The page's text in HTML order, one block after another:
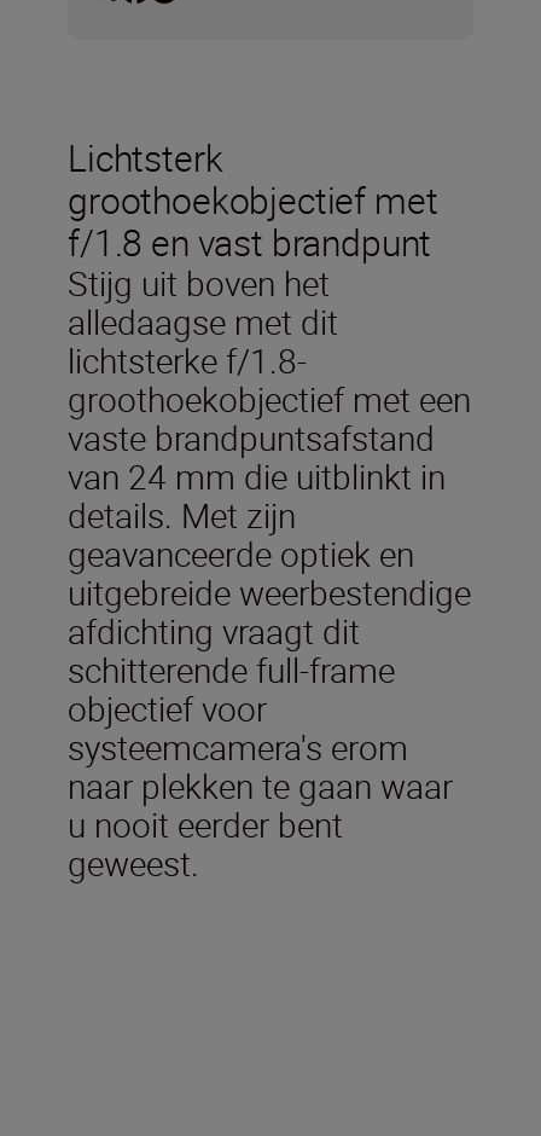
Lichtsterk
groothoekobjectief met
f/1.8 en vast brandpunt
Stijg uit boven het
alledaagse met dit
lichtsterke f/1.8-
groothoekobjectief met een
vaste brandpuntsafstand
van 24 mm die uitblinkt in
details. Met zijn
geavanceerde optiek en
uitgebreide weerbestendige
afdichting vraagt dit
schitterende full-frame
objectief voor
systeemcamera's erom
naar plekken te gaan waar
u nooit eerder bent
geweest.